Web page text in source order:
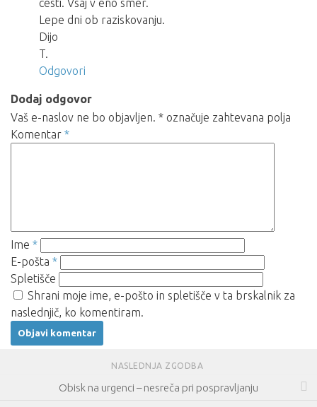
cesti. Vsaj v eno smer.
Lepe dni ob raziskovanju.
Dijo
T.
Odgovori
Dodaj odgovor
Vaš e-naslov ne bo objavljen. * označuje zahtevana polja
Komentar *
Ime *
E-pošta *
Spletišče
Shrani moje ime, e-pošto in spletišče v ta brskalnik za
naslednjič, ko komentiram.
NASLEDNJA ZGODBA
Obisk na urgenci – nesreča pri pospravljanju